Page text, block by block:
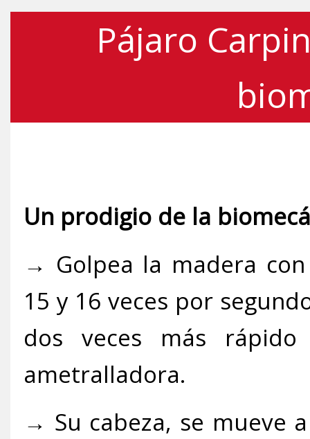
Pájaro
Un prodigio de la
→ Golpea la madera
15 y 16 veces por
dos veces más
ametralladora.
→ Su cabeza, se mueve